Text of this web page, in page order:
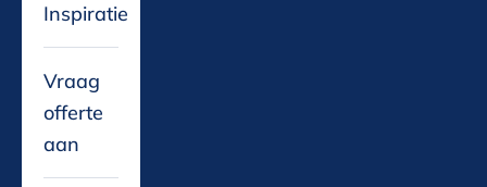
Inspiratie
Vraag
offerte
aan